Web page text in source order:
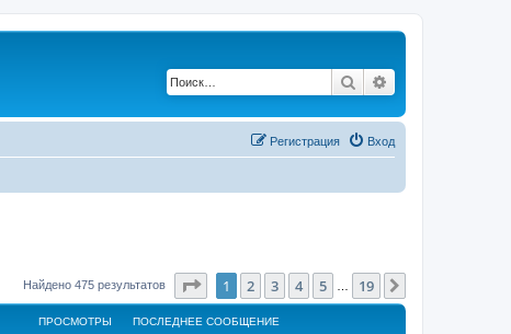
Поиск
Вход
Регистрация
Найдено 475 результатов Страница1 из 19
1 2 3 4 5 19
ПРОСМОТРЫ ПОСЛЕДНЕЕ СООБЩЕНИЕ